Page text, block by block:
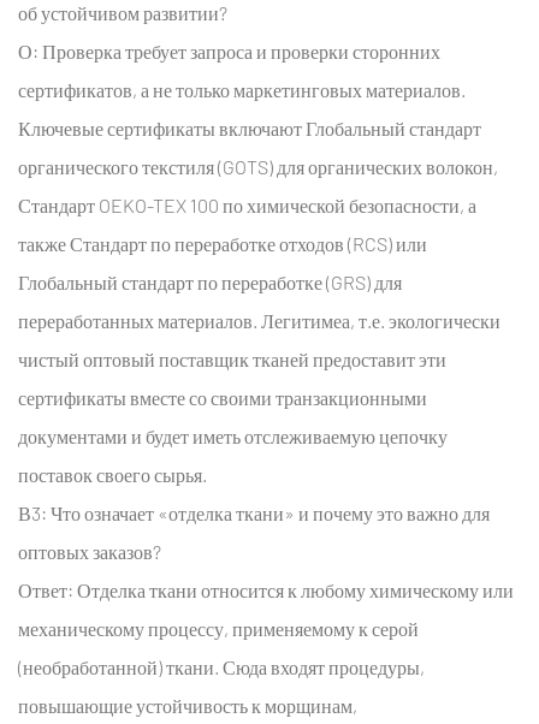
об устойчивом развитии?
О: Проверка требует запроса и проверки сторонних
сертификатов, а не только маркетинговых материалов.
Ключевые сертификаты включают Глобальный стандарт
органического текстиля (GOTS) для органических волокон,
Стандарт OEKO-TEX 100 по химической безопасности, а
также Стандарт по переработке отходов (RCS) или
Глобальный стандарт по переработке (GRS) для
переработанных материалов. Легитимеа, т.е. экологически
чистый оптовый поставщик тканей предоставит эти
сертификаты вместе со своими транзакционными
документами и будет иметь отслеживаемую цепочку
поставок своего сырья.
В3: Что означает «отделка ткани» и почему это важно для
оптовых заказов?
Ответ: Отделка ткани относится к любому химическому или
механическому процессу, применяемому к серой
(необработанной) ткани. Сюда входят процедуры,
повышающие устойчивость к морщинам,